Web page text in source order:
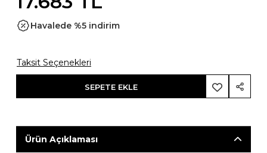
Havalede %5 indirim
Taksit Seçenekleri
SEPETE EKLE
Ürün Açıklaması